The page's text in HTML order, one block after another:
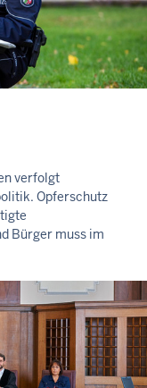
verfolgt
Opferschutz
Bürger muss im